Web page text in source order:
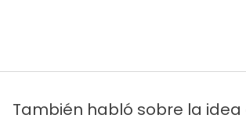
También habló sobre la